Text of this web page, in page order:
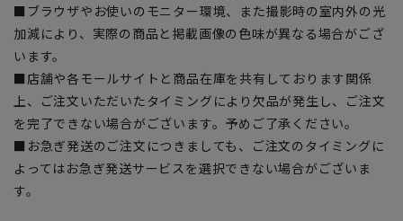
■ブラウザやお使いのモニター環境、また撮影時の室内外の光
加減により、実際の商品と掲載画像の色味が異なる場合がござ
います。
■店舗や各モールサイトと商品在庫を共有しております関係
上、ご注文いただいたタイミングにより欠品が発生し、ご注文
を完了できない場合がございます。予めご了承ください。
■お急ぎ発送のご注文につきましても、ご注文のタイミングに
よってはお急ぎ発送サービスを選択できない場合がございま
す。